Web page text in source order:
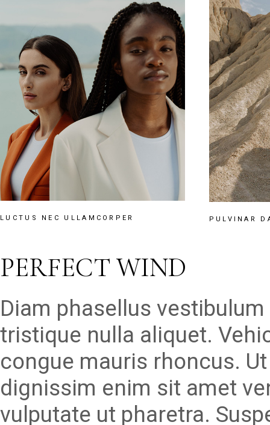
LUCTUS NEC ULLAMCORPER PULVINAR
PERFECT WIND
Diam phasellus
tristique nulla aliquet.
congue mauris rhoncus.
dignissim enim sit amet
vulputate ut pharetra.